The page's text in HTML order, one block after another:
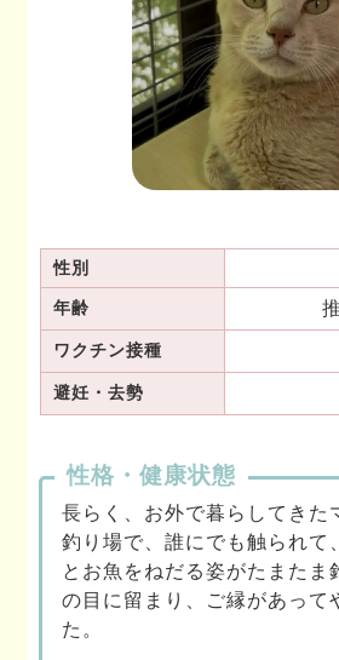
性別
年齢
ワクチン接種
避妊・去勢
性格・健康状態
長らく、お外で暮らしてきた
釣り場で、誰にでも触られて
とお魚をねだる姿がたまたま
の目に留まり、ご縁があって
た。